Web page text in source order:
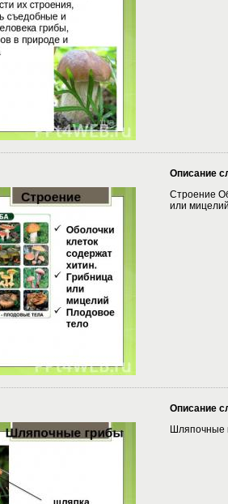
Описание
Строение
или
Описание
Шляпочные